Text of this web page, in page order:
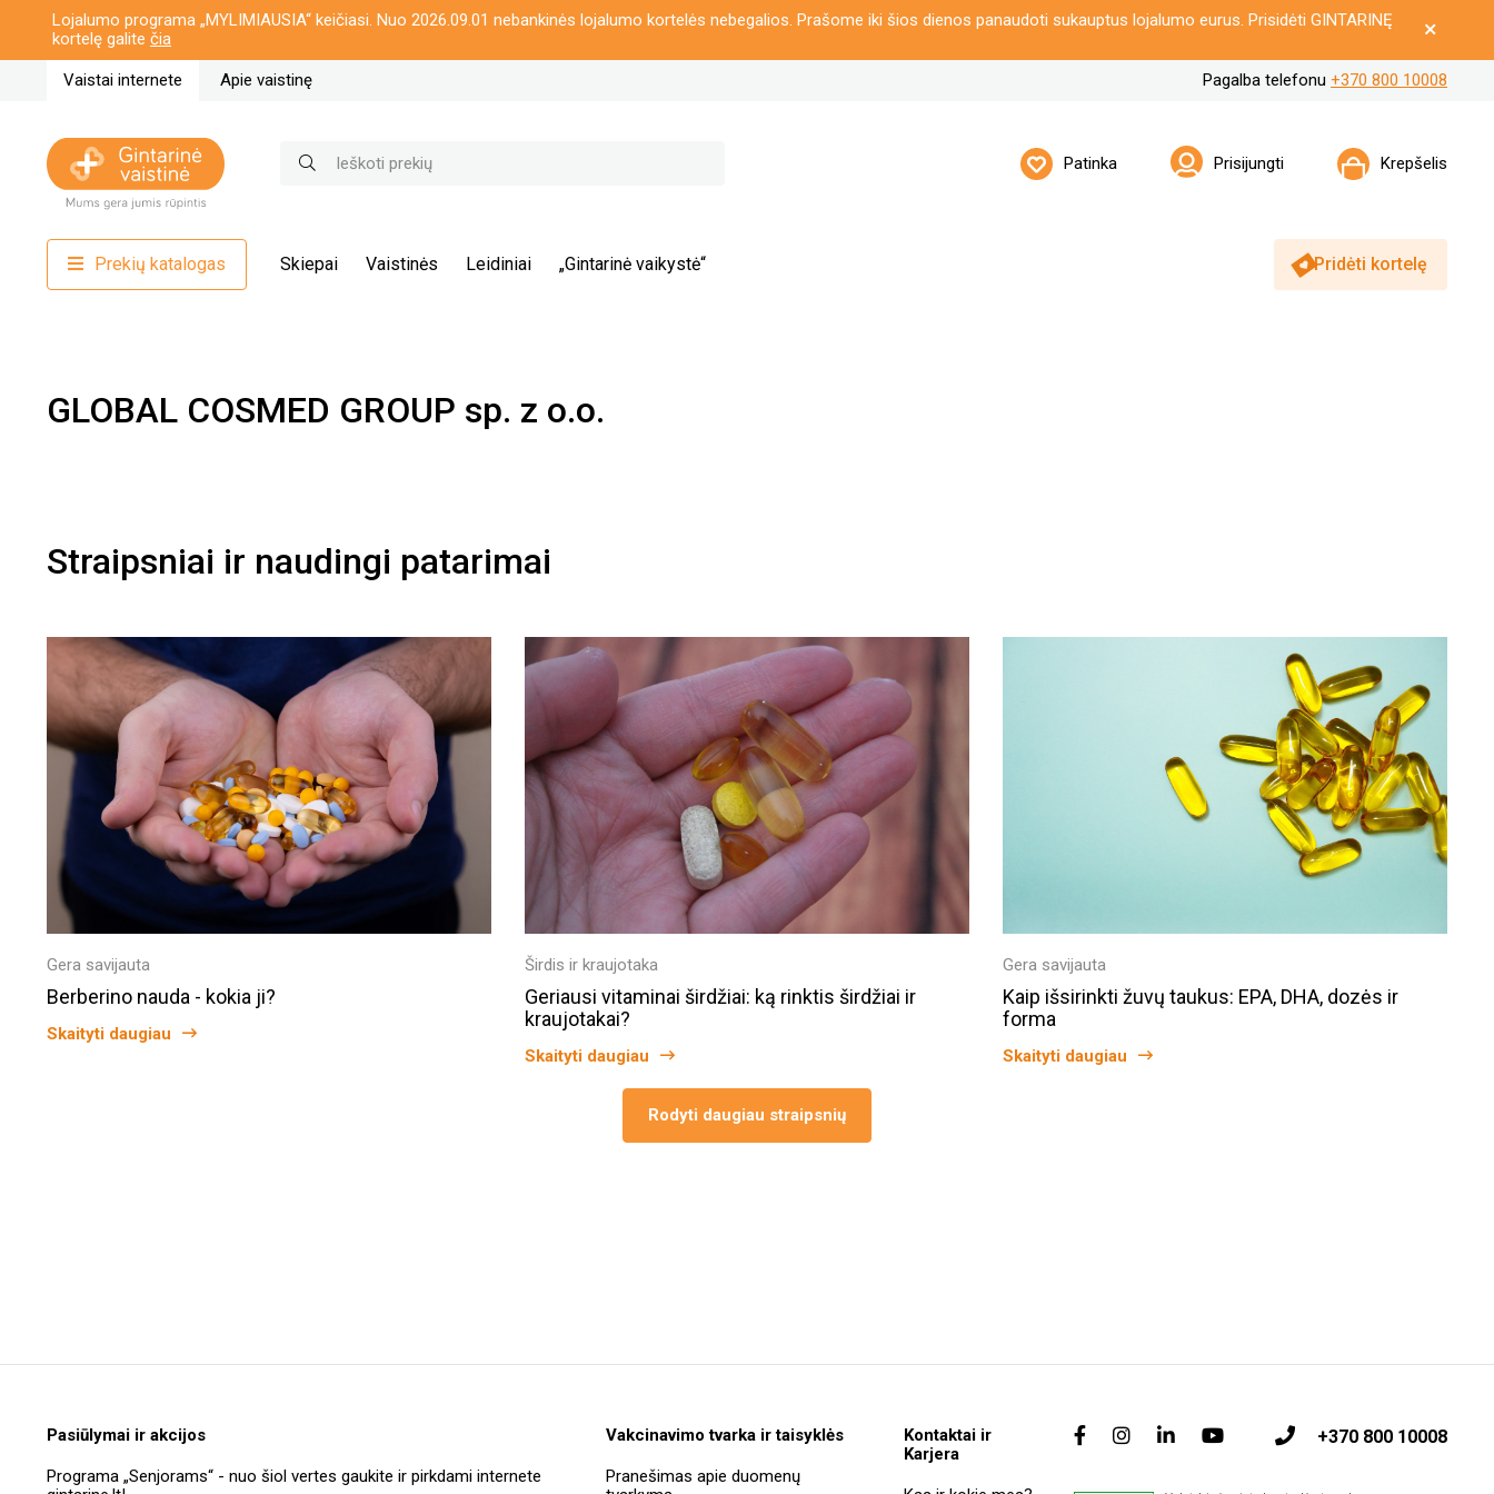
Lojalumo programa „MYLIMIAUSIA“ keičiasi. Nuo 2026.09.01 nebankinės lojalumo kortelės nebegalios. Prašome iki šios dienos panaudoti sukauptus lojalumo eurus. Prisidėti GINTARINĘ
kortelę galite čia
Vaistai internete Apie vaistinę Pagalba telefonu +370 800 10008
Patinka Prisijungti Krepšelis
Prekių katalogas Skiepai Vaistinės Leidiniai „Gintarinė vaikystė“ Pridėti kortelę
GLOBAL COSMED GROUP sp. z o.o.
Straipsniai ir naudingi patarimai
Gera savijauta
Berberino nauda - kokia ji?
Skaityti daugiau
Širdis ir kraujotaka
Geriausi vitaminai širdžiai: ką rinktis širdžiai ir
kraujotakai?
Skaityti daugiau
Gera savijauta
Kaip išsirinkti žuvų taukus: EPA, DHA, dozės ir
forma
Skaityti daugiau
Rodyti daugiau straipsnių
Pasiūlymai ir akcijos
Programa „Senjorams“ - nuo šiol vertes gaukite ir pirkdami internete
Vakcinavimo tvarka ir taisyklės
Pranešimas apie duomenų
Kontaktai ir
Karjera
+370 800 10008